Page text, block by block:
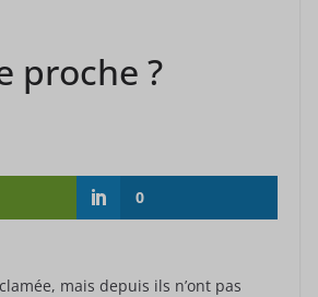
proche ?
0
mais depuis ils n’ont pas